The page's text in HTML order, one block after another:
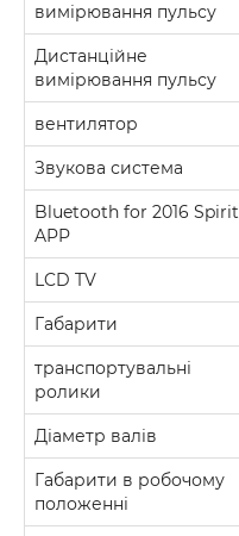
вимірювання пульсу
Дистанційне
вимірювання пульсу
вентилятор
Звукова система
Bluetooth for 2016 Spirit
APP
LCD TV
Габарити
транспортувальні
ролики
Діаметр валів
Габарити в робочому
положенні